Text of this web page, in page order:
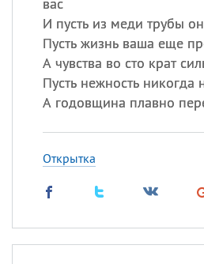
И пусть из меди трубы
Пусть жизнь ваша еще
А чувства во сто крат
Пусть нежность никогда
А годовщина плавно
Открытка